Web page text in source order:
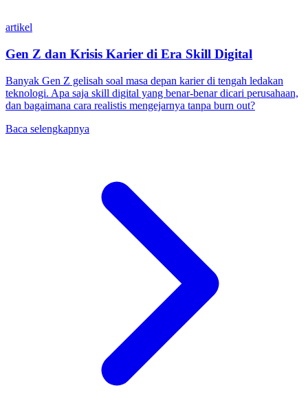
artikel
Gen Z dan Krisis Karier di Era Skill Digital
Banyak Gen Z gelisah soal masa depan karier di tengah ledakan
teknologi. Apa saja skill digital yang benar-benar dicari perusahaan,
dan bagaimana cara realistis mengejarnya tanpa burn out?
Baca selengkapnya